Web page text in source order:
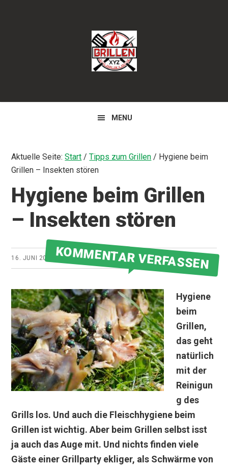
MENU
Aktuelle Seite:Start / Tipps zum Grillen / Hygiene beim
Grillen – Insekten stören
Hygiene beim Grillen
– Insekten stören
16. JUNI 2021 VON GRILLMEISTER
KOMMENTAR VERFASSEN
Hygiene
beim
Grillen,
das geht
natürlich
mit der
Reinigun
g des
Grills los. Und auch die Fleischhygiene beim
Grillen ist wichtig. Aber beim Grillen selbst isst
ja auch das Auge mit. Und nichts finden viele
Gäste einer Grillparty ekliger, als Schwärme von